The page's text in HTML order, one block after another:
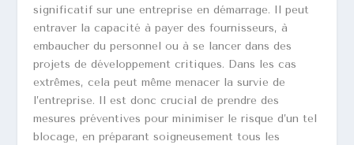
significatif sur une entreprise en démarrage. Il peut
entraver la capacité à payer des fournisseurs, à
embaucher du personnel ou à se lancer dans des
projets de développement critiques. Dans les cas
extrêmes, cela peut même menacer la survie de
l’entreprise. Il est donc crucial de prendre des
mesures préventives pour minimiser le risque d’un tel
blocage, en préparant soigneusement tous les